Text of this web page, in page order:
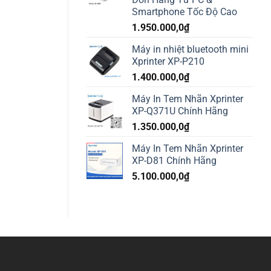
Smartphone Tốc Độ Cao
1.950.000,0₫
Máy in nhiệt bluetooth mini
Xprinter XP-P210
1.400.000,0₫
Máy In Tem Nhãn Xprinter
XP-Q371U Chính Hãng
1.350.000,0₫
Máy In Tem Nhãn Xprinter
XP-D81 Chính Hãng
5.100.000,0₫